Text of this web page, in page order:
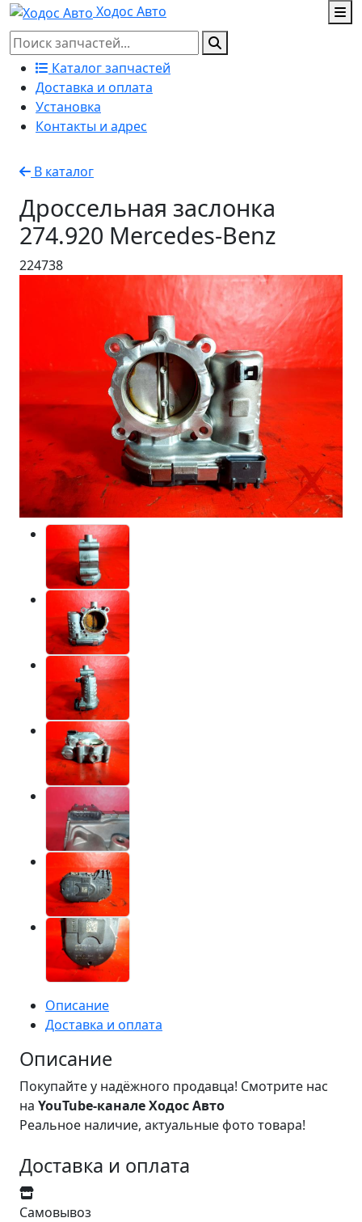
Ходос Авто
Каталог запчастей
Доставка и оплата
Установка
Контакты и адрес
В каталог
Дроссельная заслонка
274.920 Mercedes-Benz
224738
Описание
Доставка и оплата
Описание
Покупайте у надёжного продавца! Смотрите нас
на YouTube-канале Ходос Авто
Реальное наличие, актуальные фото товара!
Доставка и оплата
Самовывоз